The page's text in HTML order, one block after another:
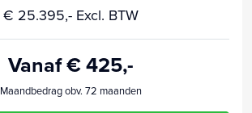
€ 25.395,- Excl. BTW
Vanaf € 425,-
Maandbedrag obv. 72 maanden